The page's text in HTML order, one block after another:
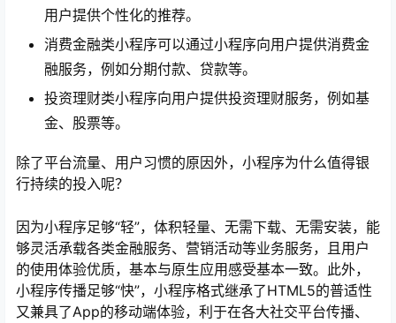
用户提供个性化的推荐。
消费金融类小程序可以通过小程序向用户提供消费金
融服务，例如分期付款、贷款等。
投资理财类小程序向用户提供投资理财服务，例如基
金、股票等。
除了平台流量、用户习惯的原因外，小程序为什么值得银
行持续的投入呢？
因为小程序足够“轻”，体积轻量、无需下载、无需安装，能
够灵活承载各类金融服务、营销活动等业务服务，且用户
的使用体验优质，基本与原生应用感受基本一致。此外，
小程序传播足够“快”，小程序格式继承了HTML5的普适性
又兼具了App的移动端体验，利于在各大社交平台传播、